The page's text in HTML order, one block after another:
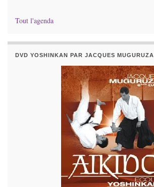
Tout l'agenda
DVD YOSHINKAN PAR JACQUES MUGURUZA